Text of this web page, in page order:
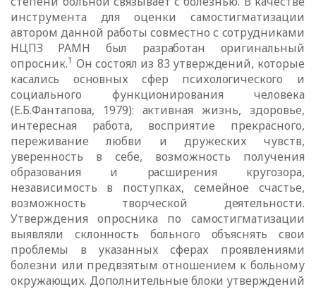
инструмента для оценки самостигматизации
автором данной работы совместно с сотрудниками
НЦПЗ РАМН был разработан оригинальный
опросник.1 Онсостоял из 83 утверждений, которые
касались основных сфер психологического и
социального функционирования человека
(Е.Б.Фантапова, 1979): активная жизнь, здоровье,
интересная работа, восприятие прекрасного,
переживание любви и дружеских чувств,
уверенность в себе, возможность получения
образования и расширения кругозора,
независимость в поступках, семейное счастье,
возможность творческой деятельности.
Утверждения опросника по самостигматизации
выявляли склонность больного объяснять свои
проблемы в указанных сферах проявлениями
болезни или предвзятым отношением к больному
окружающих. Дополнительные блоки утверждений